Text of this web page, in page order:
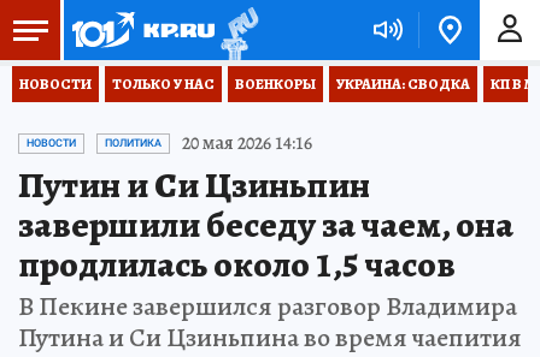
НОВОСТИ ТОЛЬКО У НАС ВОЕНКОРЫ УКРАИНА: СВОДКА КП В
НОВОСТИ ПОЛИТИКА 20 мая 2026 14:16
Путин и Си Цзиньпин
завершили беседу за чаем, она
продлилась около 1,5 часов
В Пекине завершился разговор Владимира
Путина и Си Цзиньпина во время чаепития